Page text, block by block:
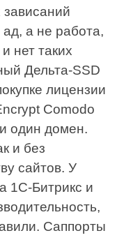
зависаний
а не работа,
нет таких
Дельта-SSD
лицензии
Comodo
один домен.
и без
сайтов. У
1С-Битрикс и
Саппорты